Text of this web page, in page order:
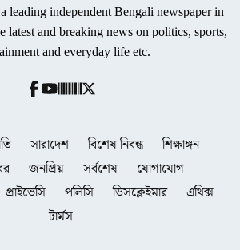
leading independent Bengali newspaper in
latest and breaking news on politics, sports,
and everyday life etc.
সারাদেশ বিশেষ নিবন্ধ
শিক্ষাঙ্গন
জনপ্রিয় সর্বশেষ
যোগাযোগ
প্রাইভেসি পলিসি ডিসক্লেইমার
এথিক্স
টার্মস